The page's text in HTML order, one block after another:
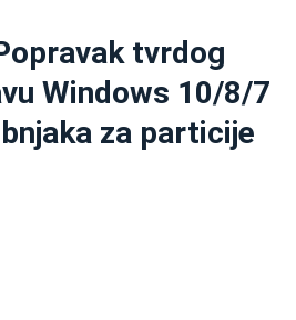
tvrdog
Windows 10/8/7
za particije